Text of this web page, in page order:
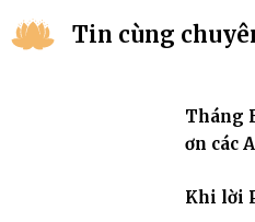
Tin cùng
Tháng
ơn các
Khi lời